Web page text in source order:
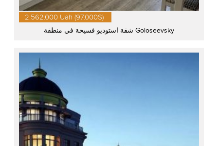
2.562.000 Uah (97.000$)
شقة استوديو فسيحة في منطقة Goloseevsky